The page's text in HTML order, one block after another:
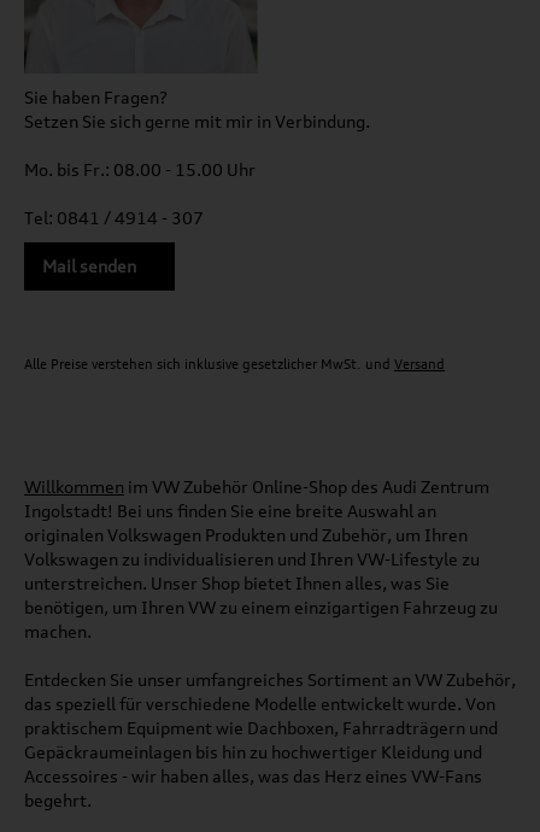
Sie haben Fragen?
Setzen Sie sich gerne mit mir in Verbindung.
Mo. bis Fr.: 08.00 - 15.00 Uhr
Tel: 0841 / 4914 - 307
Mail senden
Alle Preise verstehen sich inklusive gesetzlicher MwSt. und Versand
Willkommen im VW Zubehör Online-Shop des Audi Zentrum
Ingolstadt! Bei uns finden Sie eine breite Auswahl an
originalen Volkswagen Produkten und Zubehör, um Ihren
Volkswagen zu individualisieren und Ihren VW-Lifestyle zu
unterstreichen. Unser Shop bietet Ihnen alles, was Sie
benötigen, um Ihren VW zu einem einzigartigen Fahrzeug zu
machen.
Entdecken Sie unser umfangreiches Sortiment an VW Zubehör,
das speziell für verschiedene Modelle entwickelt wurde. Von
praktischem Equipment wie Dachboxen, Fahrradträgern und
Gepäckraumeinlagen bis hin zu hochwertiger Kleidung und
Accessoires - wir haben alles, was das Herz eines VW-Fans
begehrt.